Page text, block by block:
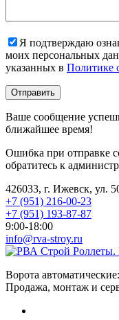
Я подтверждаю
моих персональных
указанных в Политике
Ваше сообщение
ближайшее время!
Ошибка при отправке
обратитесь к
426033, г. Ижевск, ул.
+7 (951) 216-00-23
+7 (951) 193-87-87
9:00-18:00
info@rva-stroy.ru
Роллеты.
Ворота
Продажа, монтаж и